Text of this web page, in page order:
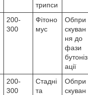
трипси
200-
300
Фітоно
мус
Обпри
скуван
ня до
фази
бутоніз
ації
200-
300
Стадні
та
Обпри
скуван